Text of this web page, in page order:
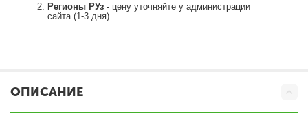
Регионы РУз - цену уточняйте у администрации
сайта (1-3 дня)
ОПИСАНИЕ